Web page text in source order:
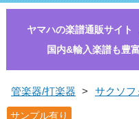
ヤマハの楽譜通販サイト
国内&輸入楽譜も豊
管楽器/打楽器 > サクソフ
サンプル有り